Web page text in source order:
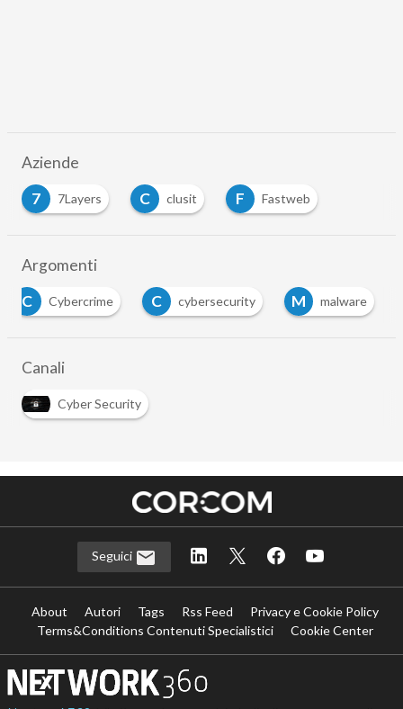
Aziende
7
7Layers C clusit F Fastweb
Argomenti
C
Cybercrime C cybersecurity M malware
Canali
Cyber Security
Seguici
About Autori Tags Rss Feed
Privacy e Cookie Policy
Terms&Conditions Contenuti Specialistici
Cookie Center